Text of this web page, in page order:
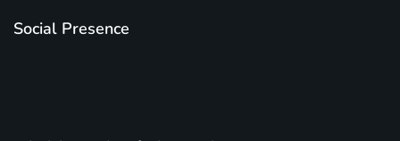
Social Presence